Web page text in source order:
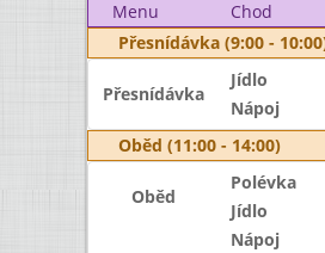
Menu Chod
Přesnídávka (9:00 -
Přesnídávka
Jídlo
Nápoj
Oběd (11:00 - 14:00)
Oběd
Polévka
Jídlo
Nápoj